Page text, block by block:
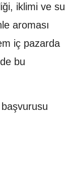
iklimi ve su
aroması
iç pazarda
bu
başvurusu